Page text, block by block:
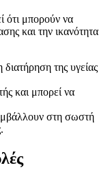
ότι μπορούν να
και την ικανότητα
της υγείας
και μπορεί να
στη σωστή